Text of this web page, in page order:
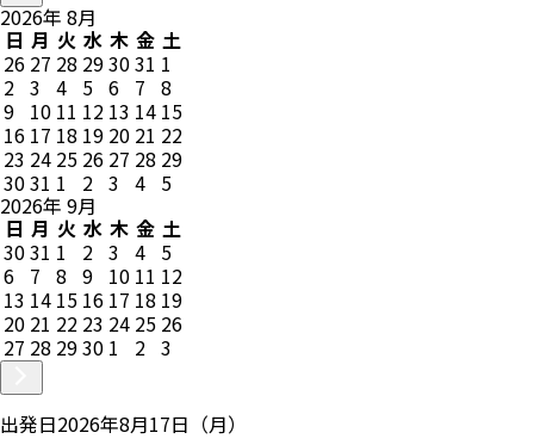
2026年 8月
日 月 火 水 木 金 土
26 27 28 293031 1
2 3 4 5 6 7 8
9 10 11 12 13 14 15
16 17 18 19 20 21 22
23 24 25 26 27 28 29
3031 1 2 3 4 5
2026年 9月
日 月 火 水 木 金 土
3031 1 2 3 4 5
6 7 8 9 10 11 12
13 14 15 16 17 18 19
20 21 22 23 24 25 26
27 28 2930 1 2 3
出発日2026年8月17日（月）